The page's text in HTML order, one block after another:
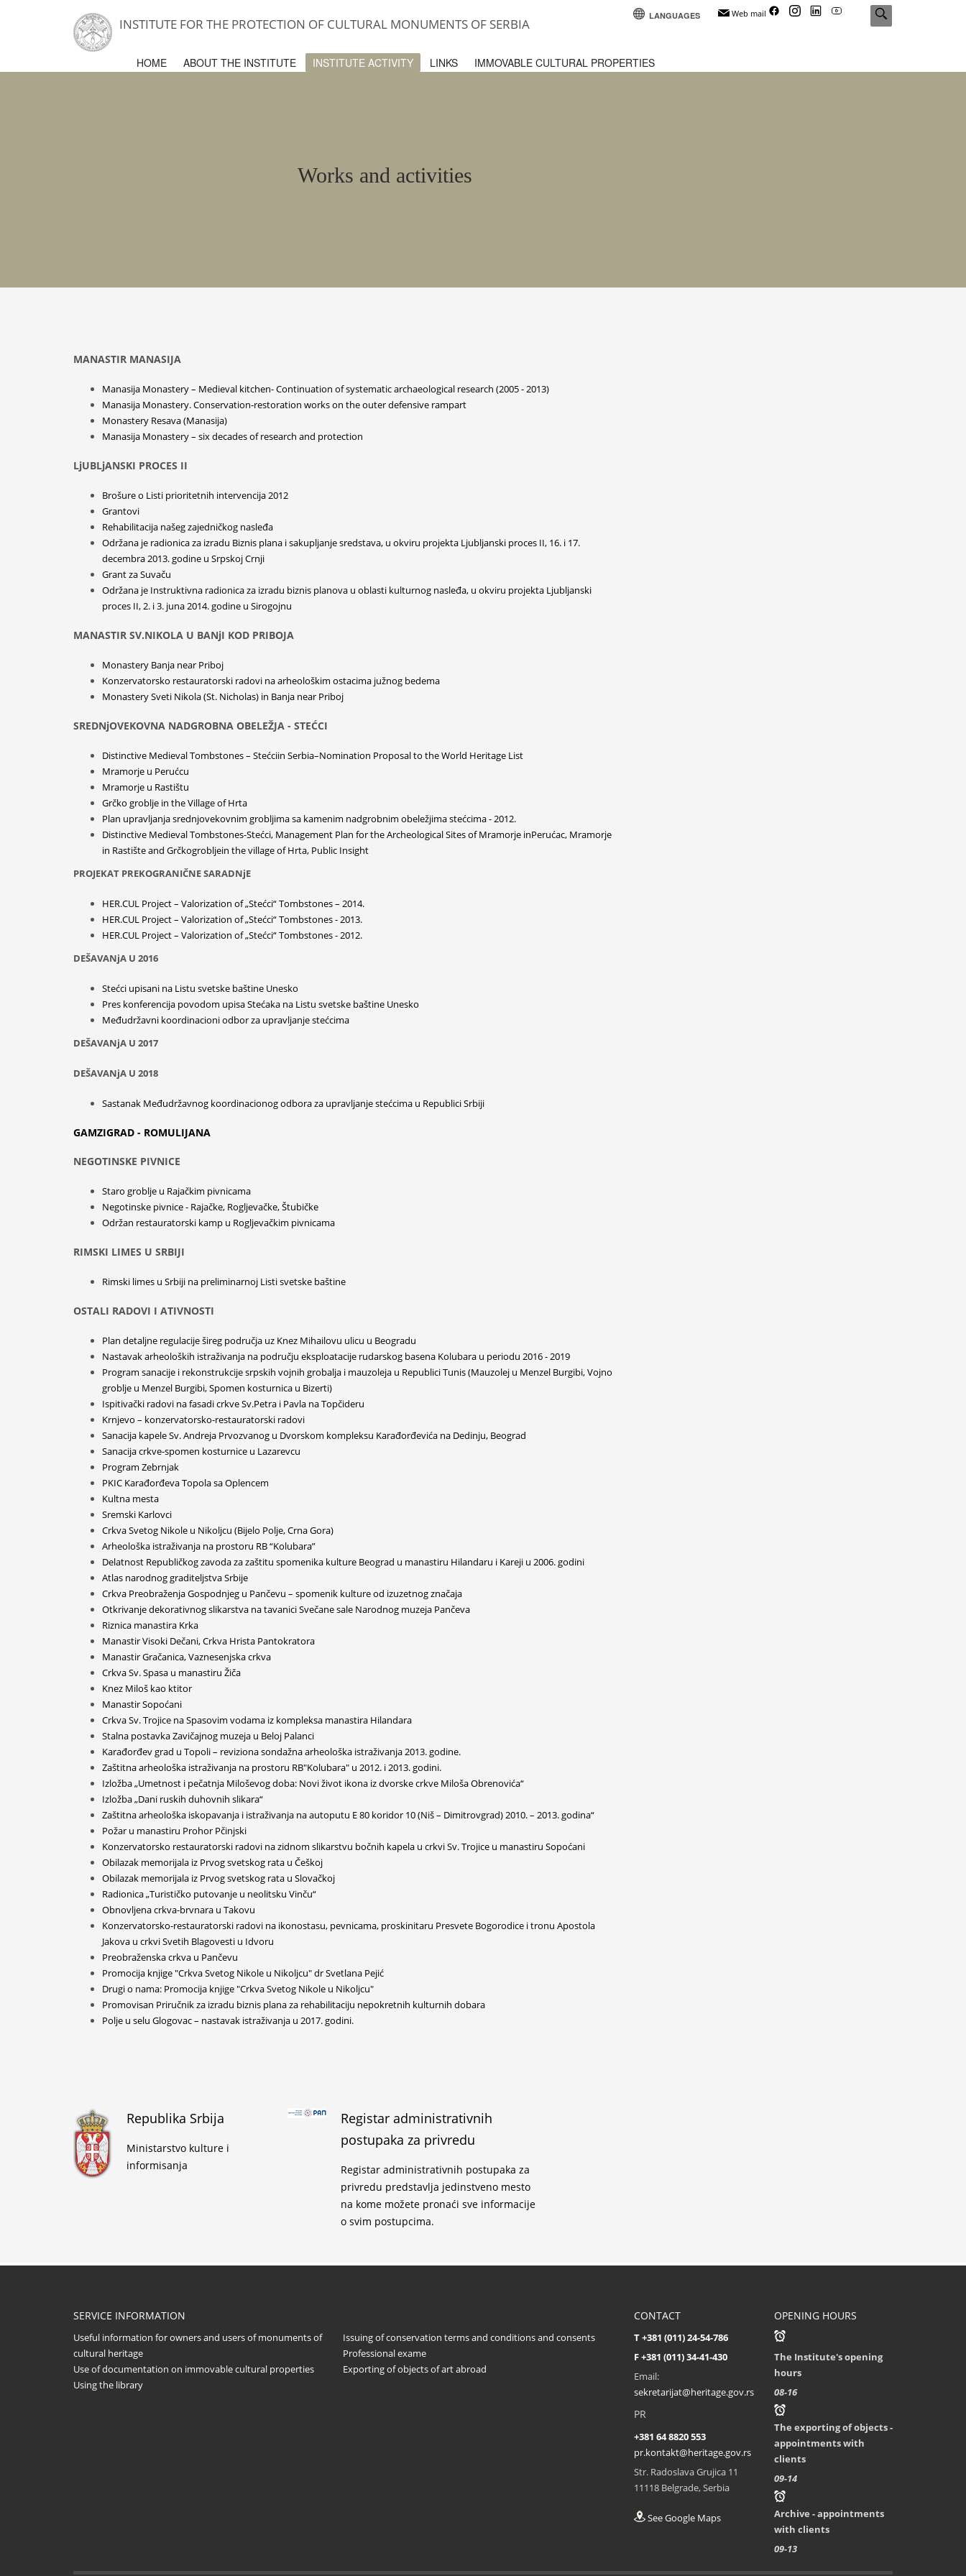
Web mail
LANGUAGES
INSTITUTE FOR THE PROTECTION OF CULTURAL MONUMENTS OF SERBIA
HOME ABOUT THE INSTITUTE INSTITUTE ACTIVITY LINKS IMMOVABLE CULTURAL PROPERTIES
Works and activities
MANASTIR MANASIJA
Manasija Monastery – Medieval kitchen- Continuation of systematic archaeological research (2005 - 2013)
Manasija Monastery. Conservation-restoration works on the outer defensive rampart
Monastery Resava (Manasija)
Manasija Monastery – six decades of research and protection
LjUBLjANSKI PROCES II
Brošure o Listi prioritetnih intervencija 2012
Grantovi
Rehabilitacija našeg zajedničkog nasleđa
Održana je radionica za izradu Biznis plana i sakupljanje sredstava, u okviru projekta Ljubljanski proces II, 16. i 17.
decembra 2013. godine u Srpskoj Crnji
Grant za Suvaču
Održana je Instruktivna radionica za izradu biznis planova u oblasti kulturnog nasleđa, u okviru projekta Ljubljanski
proces II, 2. i 3. juna 2014. godine u Sirogojnu
MANASTIR SV.NIKOLA U BANjI KOD PRIBOJA
Monastery Banja near Priboj
Konzervatorsko restauratorski radovi na arheološkim ostacima južnog bedema
Monastery Sveti Nikola (St. Nicholas) in Banja near Priboj
SREDNjOVEKOVNA NADGROBNA OBELEŽJA - STEĆCI
Distinctive Medieval Tombstones – Stećciin Serbia–Nomination Proposal to the World Heritage List
Mramorje u Perućcu
Mramorje u Rastištu
Grčko groblje in the Village of Hrta
Plan upravljanja srednjovekovnim grobljima sa kamenim nadgrobnim obeležjima stećcima - 2012.
Distinctive Medieval Tombstones-Stećci, Management Plan for the Archeological Sites of Mramorje inPerućac, Mramorje
in Rastište and Grčkogrobljein the village of Hrta, Public Insight
PROJEKAT PREKOGRANIČNE SARADNjE
HER.CUL Project – Valorization of „Stećci“ Tombstones – 2014.
HER.CUL Project – Valorization of „Stećci“ Tombstones - 2013.
HER.CUL Project – Valorization of „Stećci“ Tombstones - 2012.
DEŠAVANjA U 2016
Stećci upisani na Listu svetske baštine Unesko
Pres konferencija povodom upisa Stećaka na Listu svetske baštine Unesko
Međudržavni koordinacioni odbor za upravljanje stećcima
DEŠAVANjA U 2017
DEŠAVANjA U 2018
Sastanak Međudržavnog koordinacionog odbora za upravljanje stećcima u Republici Srbiji
GAMZIGRAD - ROMULIJANA
NEGOTINSKE PIVNICE
Staro groblje u Rajačkim pivnicama
Negotinske pivnice - Rajačke, Rogljevačke, Štubičke
Održan restauratorski kamp u Rogljevačkim pivnicama
RIMSKI LIMES U SRBIJI
Rimski limes u Srbiji na preliminarnoj Listi svetske baštine
OSTALI RADOVI I ATIVNOSTI
Plan detaljne regulacije šireg područja uz Knez Mihailovu ulicu u Beogradu
Nastavak arheoloških istraživanja na području eksploatacije rudarskog basena Kolubara u periodu 2016 - 2019
Program sanacije i rekonstrukcije srpskih vojnih grobalja i mauzoleja u Republici Tunis (Mauzolej u Menzel Burgibi, Vojno
groblje u Menzel Burgibi, Spomen kosturnica u Bizerti)
Ispitivački radovi na fasadi crkve Sv.Petra i Pavla na Topčideru
Krnjevo – konzervatorsko-restauratorski radovi
Sanacija kapele Sv. Andreja Prvozvanog u Dvorskom kompleksu Karađorđevića na Dedinju, Beograd
Sanacija crkve-spomen kosturnice u Lazarevcu
Program Zebrnjak
PKIC Karađorđeva Topola sa Oplencem
Kultna mesta
Sremski Karlovci
Crkva Svetog Nikole u Nikoljcu (Bijelo Polje, Crna Gora)
Arheološka istraživanja na prostoru RB “Kolubara”
Delatnost Republičkog zavoda za zaštitu spomenika kulture Beograd u manastiru Hilandaru i Kareji u 2006. godini
Atlas narodnog graditeljstva Srbije
Crkva Preobraženja Gospodnjeg u Pančevu – spomenik kulture od izuzetnog značaja
Otkrivanje dekorativnog slikarstva na tavanici Svečane sale Narodnog muzeja Pančeva
Riznica manastira Krka
Manastir Visoki Dečani, Crkva Hrista Pantokratora
Manastir Gračanica, Vaznesenjska crkva
Crkva Sv. Spasa u manastiru Žiča
Knez Miloš kao ktitor
Manastir Sopoćani
Crkva Sv. Trojice na Spasovim vodama iz kompleksa manastira Hilandara
Stalna postavka Zavičajnog muzeja u Beloj Palanci
Karađorđev grad u Topoli – reviziona sondažna arheološka istraživanja 2013. godine.
Zaštitna arheološka istraživanja na prostoru RB"Kolubara" u 2012. i 2013. godini.
Izložba „Umetnost i pečatnja Miloševog doba: Novi život ikona iz dvorske crkve Miloša Obrenovića“
Izložba „Dani ruskih duhovnih slikara“
Zaštitna arheološka iskopavanja i istraživanja na autoputu E 80 koridor 10 (Niš – Dimitrovgrad) 2010. – 2013. godina“
Požar u manastiru Prohor Pčinjski
Konzervatorsko restauratorski radovi na zidnom slikarstvu bočnih kapela u crkvi Sv. Trojice u manastiru Sopoćani
Obilazak memorijala iz Prvog svetskog rata u Češkoj
Obilazak memorijala iz Prvog svetskog rata u Slovačkoj
Radionica „Turističko putovanje u neolitsku Vinču“
Obnovljena crkva-brvnara u Takovu
Konzervatorsko-restauratorski radovi na ikonostasu, pevnicama, proskinitaru Presvete Bogorodice i tronu Apostola
Jakova u crkvi Svetih Blagovesti u Idvoru
Preobraženska crkva u Pančevu
Promocija knjige "Crkva Svetog Nikole u Nikoljcu" dr Svetlana Pejić
Drugi o nama: Promocija knjige "Crkva Svetog Nikole u Nikoljcu"
Promovisan Priručnik za izradu biznis plana za rehabilitaciju nepokretnih kulturnih dobara
Polje u selu Glogovac – nastavak istraživanja u 2017. godini.
Republika Srbija
Ministarstvo kulture i
informisanja
Registar administrativnih
postupaka za privredu
Registar administrativnih postupaka za
privredu predstavlja jedinstveno mesto
na kome možete pronaći sve informacije
o svim postupcima.
SERVICE INFORMATION
Useful information for owners and users of monuments of
cultural heritage
Issuing of conservation terms and conditions and consents
Professional exame
Use of documentation on immovable cultural properties
Exporting of objects of art abroad
Using the library
CONTACT
T +381 (011) 24-54-786
F +381 (011) 34-41-430
Email:
sekretarijat@heritage.gov.rs
PR
+381 64 8820 553
pr.kontakt@heritage.gov.rs
Str. Radoslava Grujica 11
11118 Belgrade, Serbia
See Google Maps
OPENING HOURS
The Institute's opening
hours
08-16
The exporting of objects -
appointments with
clients
09-14
Archive - appointments
with clients
09-13